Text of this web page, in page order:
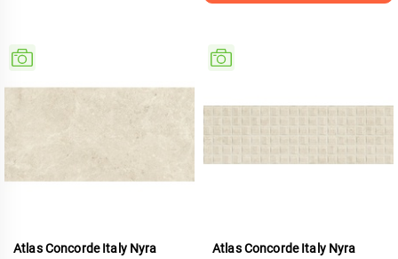
Atlas Concorde Italy Nyra
Atlas Concorde Italy Nyra